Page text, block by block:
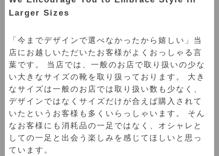
Larger Sizes
「今までデザインで選べなかったから嬉しい」当
店にお越しいただいたお客様がよくおっしゃる言
葉です。 当店では、一般のお店で取り扱いの少な
い大きなサイズの靴を取り扱っております。 大き
なサイズは一般のお店では取り扱い数も少なく、
デザインではなくサイズだけが合えば購入されて
いたというお客様も多くいらっしゃいます。 そん
なお客様にも消耗品の一足ではなく、オシャレと
しての一足と出会う楽しみを感じてほしいと思っ
ています。